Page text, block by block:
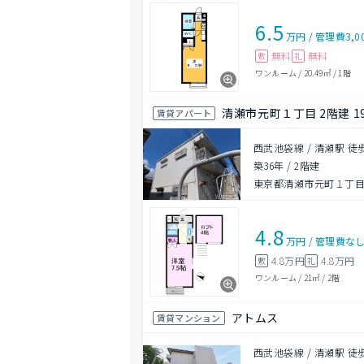
6.5 万円 /管理費
敷 無料 礼 無料
ワンルーム / 20.49㎡/ 1階
賃貸アパート 清瀬市元町１丁目 2階建
西武池袋線 / 清瀬駅 徒
築36年 /2階建
東京都清瀬市元町１丁目
4.8万円 /管理費なし
敷 4.8万円礼 4.8万円
ワンルーム / 21㎡ / 2階
賃貸マンション アトムス
西武池袋線 / 清瀬駅 徒